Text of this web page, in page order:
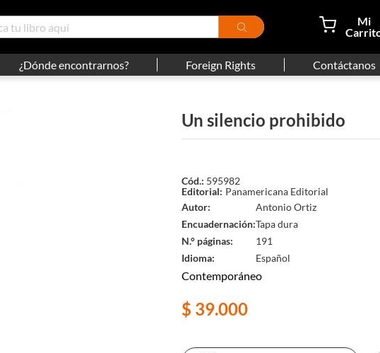
¿Dónde encontrarnos? Foreign Rights Contáctanos
Un silencio prohibido
Panamericana Editorial
595982
Autor
Encuadernación
N.° páginas
Idioma
Antonio Ortiz
Tapa dura
191
Español
Contemporáneo
$ 39.000